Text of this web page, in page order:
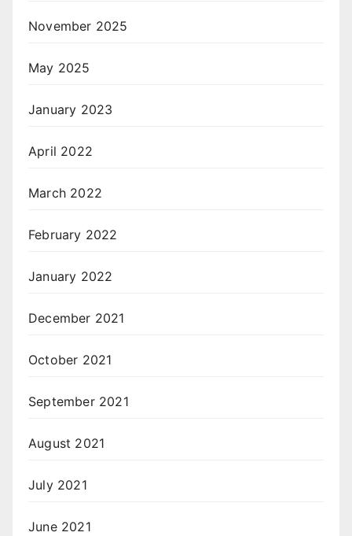
November 2025
May 2025
January 2023
April 2022
March 2022
February 2022
January 2022
December 2021
October 2021
September 2021
August 2021
July 2021
June 2021